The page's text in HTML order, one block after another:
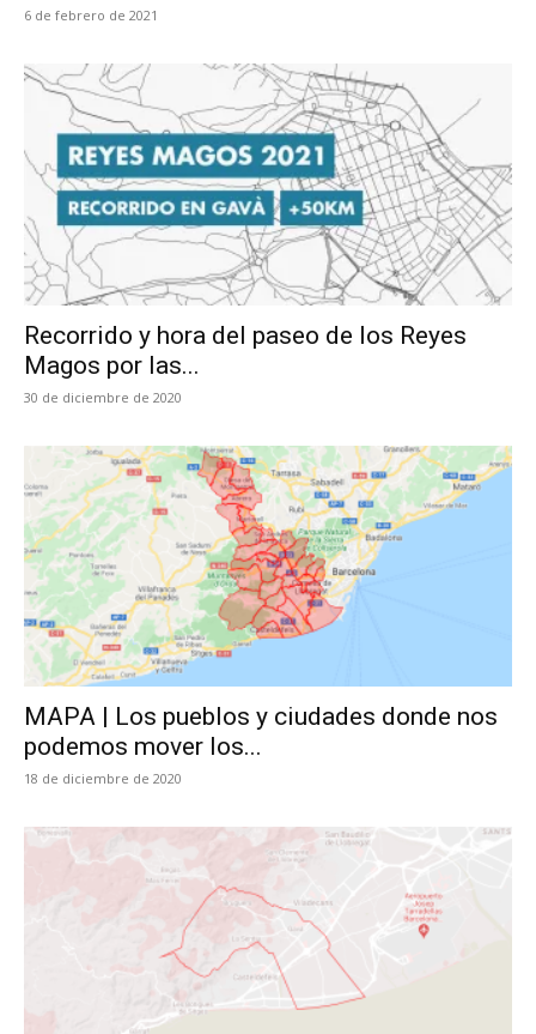
6 de febrero de 2021
Recorrido y hora del paseo de los Reyes
Magos por las...
30 de diciembre de 2020
MAPA | Los pueblos y ciudades donde nos
podemos mover los...
18 de diciembre de 2020